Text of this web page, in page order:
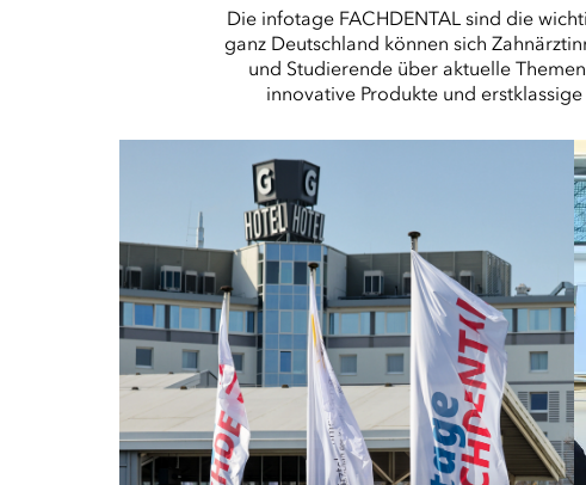
Die infotage FACHDENTAL sind die
ganz Deutschland können sich
und Studierende über aktuelle
innovative Produkte und